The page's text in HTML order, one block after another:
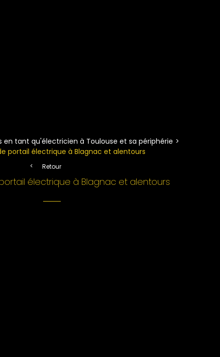
en tant qu'électricien à Toulouse et sa périphérie
portail électrique à Blagnac et alentours
Retour
électrique à Blagnac et alentours